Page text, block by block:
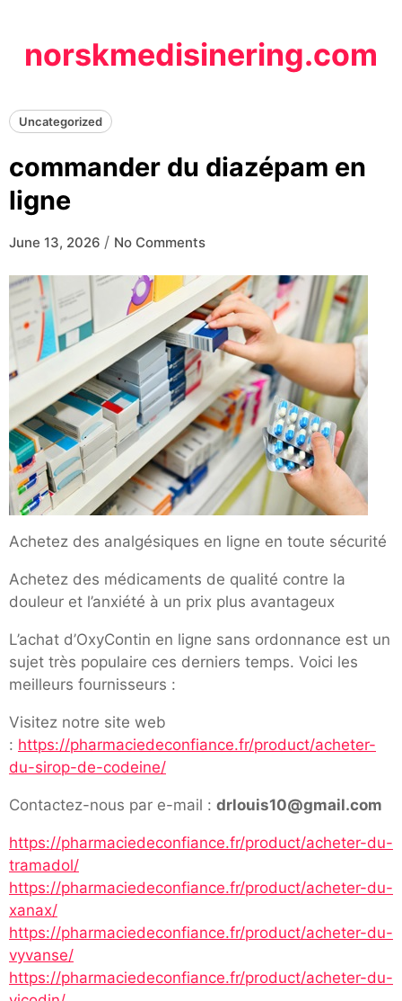
contentnorskmedisinering.com
Uncategorized
commander du diazépam en
ligne
June 13, 2026 / No Comments
Achetez des analgésiques en ligne en toute sécurité
Achetez des médicaments de qualité contre la
douleur et l’anxiété à un prix plus avantageux
L’achat d’OxyContin en ligne sans ordonnance est un
sujet très populaire ces derniers temps. Voici les
meilleurs fournisseurs :
Visitez notre site web
: https://pharmaciedeconfiance.fr/product/acheter-
du-sirop-de-codeine/
Contactez-nous par e-mail : drlouis10@gmail.com
https://pharmaciedeconfiance.fr/product/acheter-du-
tramadol/
https://pharmaciedeconfiance.fr/product/acheter-du-
xanax/
https://pharmaciedeconfiance.fr/product/acheter-du-
vyvanse/
https://pharmaciedeconfiance.fr/product/acheter-du-